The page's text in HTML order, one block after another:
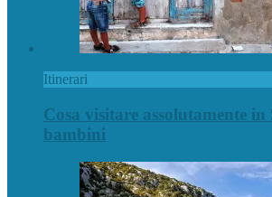
Itinerari
Cosa visitare assolutamente
bambini